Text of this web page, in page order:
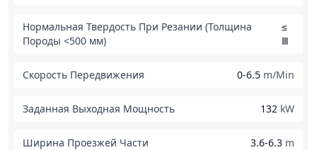
Нормальная Твердость При Резании (Толщина
Породы <500 мм)
≤
Ⅲ
Скорость Передвижения 0-6.5 m/Min
Заданная Выходная Мощность 132 kW
Ширина Проезжей Части 3.6-6.3 m